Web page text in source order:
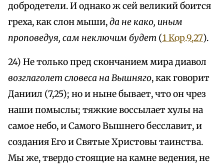
добродетели. И однако ж сей великий боится
греха, как слон мыши,да не како, иным
проповедуя, сам неключим будет (1 Кор.9,27).
24) Не только пред скончанием мира диавол
возглаголет словеса на Вышняго, как говорит
Даниил (7,25); но и ныне бывает, что он чрез
наши помыслы; тяжкие воссылает хулы на
самое небо, и Самого Вышнего бесславит, и
создания Его и Святые Христовы таинства.
Мы же, твердо стоящие на камне ведения, не